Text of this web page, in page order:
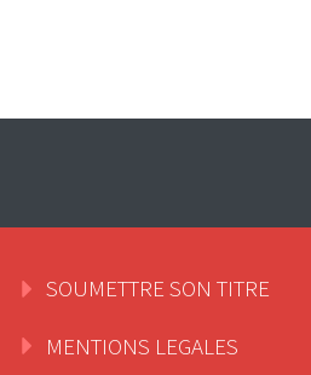
SOUMETTRE SON TITRE
MENTIONS LEGALES